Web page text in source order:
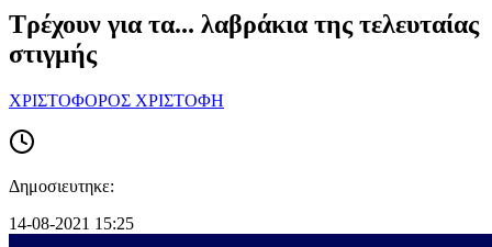
Τρέχουν για τα... λαβράκια της τελευταίας
στιγμής
ΧΡΙΣΤΟΦΟΡΟΣ ΧΡΙΣΤΟΦΗ
Δημοσιευτηκε:
14-08-2021 15:25